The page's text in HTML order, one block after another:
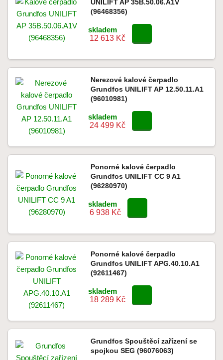
UNILIFT AP 35B.50.06.A1V
(96468356)
skladem
12 613 Kč
Nerezové kalové čerpadlo
Grundfos UNILIFT AP 12.50.11.A1
(96010981)
skladem
24 499 Kč
Ponorné kalové čerpadlo
Grundfos UNILIFT CC 9 A1
(96280970)
skladem
6 938 Kč
Ponorné kalové čerpadlo
Grundfos UNILIFT APG.40.10.A1
(92611467)
skladem
18 289 Kč
Grundfos Spouštěcí zařízení se
spojkou SEG (96076063)